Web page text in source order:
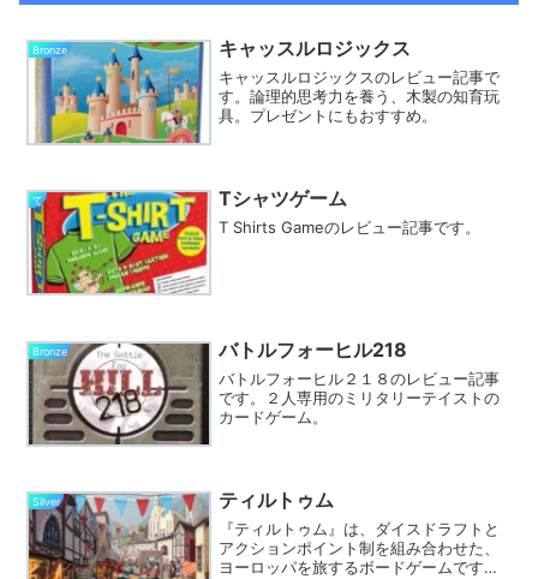
Bronze キャッスルロジックス
キャッスルロジックスのレビュー記事で
す。論理的思考力を養う、木製の知育玩
具。プレゼントにもおすすめ。
て Tシャツゲーム
T Shirts Gameのレビュー記事です。
Bronze バトルフォーヒル218
バトルフォーヒル２１８のレビュー記事
です。２人専用のミリタリーテイストの
カードゲーム。
Silver ティルトゥム
『ティルトゥム』は、ダイスドラフトと
アクションポイント制を組み合わせた、
ヨーロッパを旅するボードゲームです。